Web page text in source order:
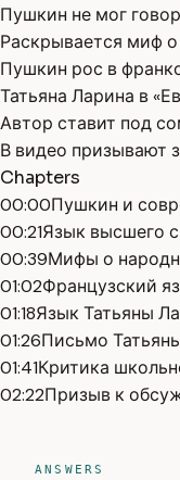
Пушкин не мог
Раскрывается миф
Пушкин рос в
Татьяна Ларина в
Автор ставит под
В видео призывают
Chapters
00:00Пушкин и
00:21Язык высшего
00:39Мифы о
01:02Французский
01:18Язык Татьяны
01:26Письмо
01:41Критика
02:22Призыв к
ANSWERS